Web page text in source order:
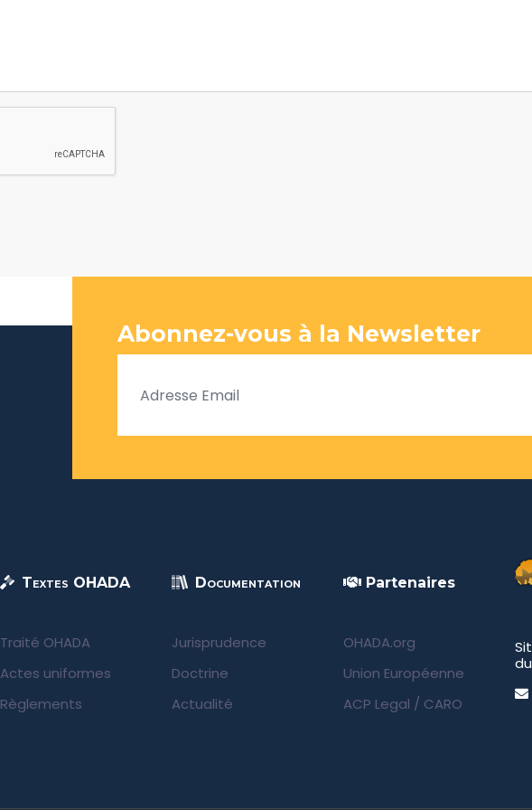
Abonnez-vous à la Newsletter
Textes OHADA
Traité OHADA
Actes uniformes
Règlements
Documentation
Jurisprudence
Doctrine
Actualité
Partenaires
OHADA.org
Union Européenne
ACP Legal / CARO